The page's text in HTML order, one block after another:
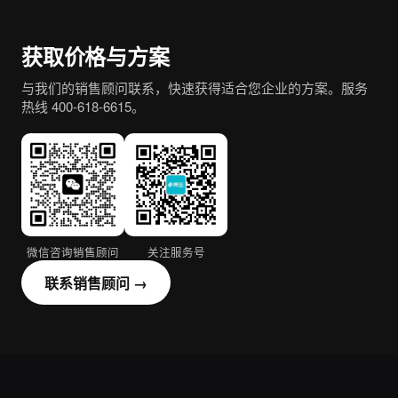
API
获取价格与方案
与我们的销售顾问联系，快速获得适合您企业的方案。服务
热线 400-618-6615。
微信咨询销售顾问 关注服务号
联系销售顾问 →